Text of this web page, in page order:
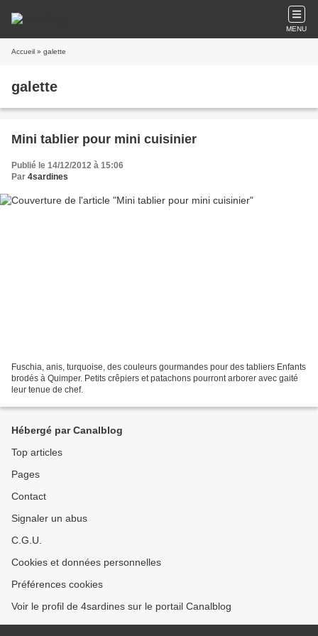
MENU
Accueil » galette
galette
Mini tablier pour mini cuisinier
Publié le 14/12/2012 à 15:06
Par 4sardines
Fuschia, anis, turquoise, des couleurs gourmandes pour des tabliers Enfants
brodés à Quimper. Petits crêpiers et patachons pourront arborer avec gaité
leur tenue de chef.
Hébergé par Canalblog
Top articles
Pages
Contact
Signaler un abus
C.G.U.
Cookies et données personnelles
Préférences cookies
Voir le profil de 4sardines sur le portail Canalblog